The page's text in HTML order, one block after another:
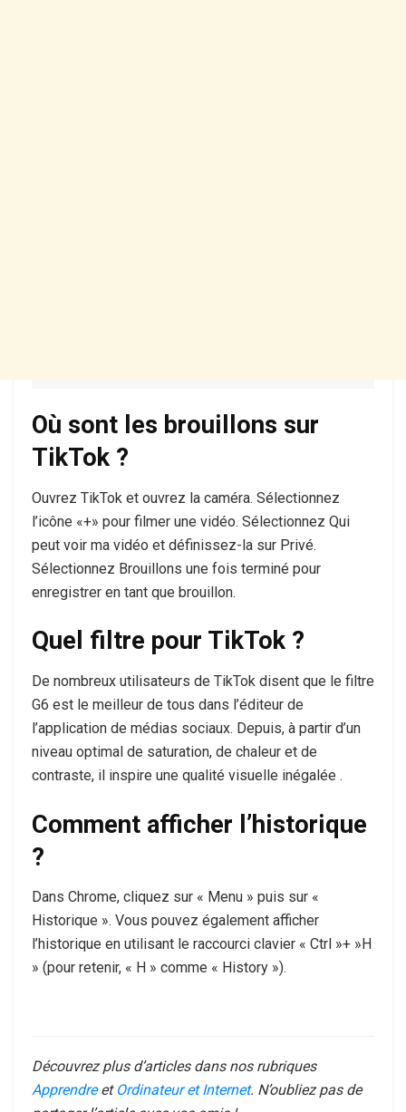
Où sont les brouillons sur
TikTok ?
Ouvrez TikTok et ouvrez la caméra. Sélectionnez
l’icône «+» pour filmer une vidéo. Sélectionnez Qui
peut voir ma vidéo et définissez-la sur Privé.
Sélectionnez Brouillons une fois terminé pour
enregistrer en tant que brouillon.
Quel filtre pour TikTok ?
De nombreux utilisateurs de TikTok disent que le filtre
G6 est le meilleur de tous dans l’éditeur de
l’application de médias sociaux. Depuis, à partir d’un
niveau optimal de saturation, de chaleur et de
contraste, il inspire une qualité visuelle inégalée .
Comment afficher l’historique
?
Dans Chrome, cliquez sur « Menu » puis sur «
Historique ». Vous pouvez également afficher
l’historique en utilisant le raccourci clavier « Ctrl »+ »H
» (pour retenir, « H » comme « History »).
Découvrez plus d’articles dans nos rubriques
Apprendreet Ordinateur et Internet. N’oubliez pas de